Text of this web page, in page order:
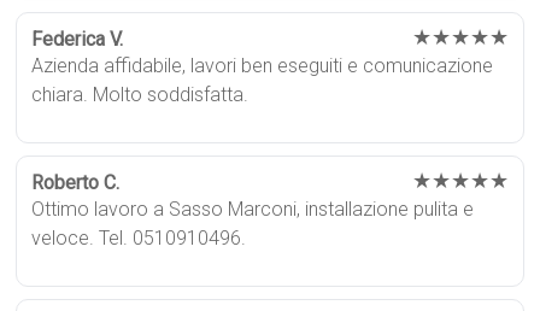
Federica V. ★★★★★
Azienda affidabile, lavori ben eseguiti e comunicazione
chiara. Molto soddisfatta.
Roberto C. ★★★★★
Ottimo lavoro a Sasso Marconi, installazione pulita e
veloce. Tel. 0510910496.